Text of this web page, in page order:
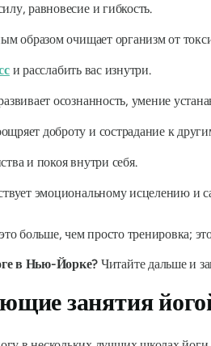
равновесие и гибкость.
образом очищает организм от
и расслабить вас изнутри.
осознанность, умение
доброту и сострадание к
и покоя внутри себя.
эмоциональному исцелению и
больше, чем просто тренировка;
в Нью-Йорке? Читайте дальше и
занятия